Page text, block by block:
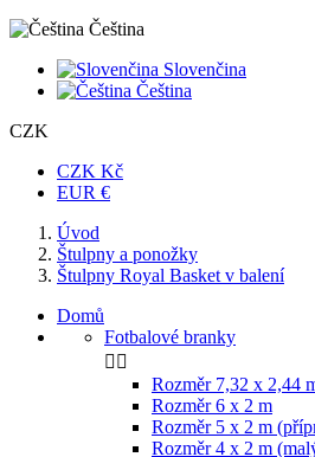
Čeština
Slovenčina
Čeština
CZK
CZK Kč
EUR €
Úvod
Štulpny a ponožky
Štulpny Royal Basket v balení
Domů
Fotbalové branky
 
Rozměr 7,32 x 2,44
Rozměr 6 x 2 m
Rozměr 5 x 2 m
Rozměr 4 x 2 m